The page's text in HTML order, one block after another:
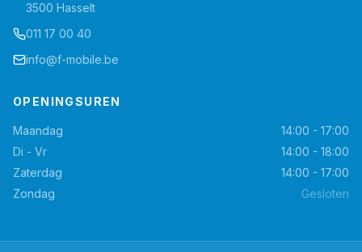
3500 Hasselt
011 17 00 40
info@f-mobile.be
OPENINGSUREN
Maandag
14:00 - 17:00
Di - Vr
14:00 - 18:00
Zaterdag
14:00 - 17:00
Zondag
Gesloten